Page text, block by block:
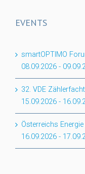
EVENTS
smartOPTIMO
08.09.2026 -
32. VDE
15.09.2026 -
Österreichs
16.09.2026 -